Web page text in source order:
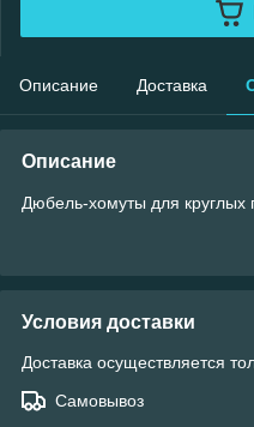
Описание Доставка
Описание
Дюбель-хомуты для круглых
Условия доставки
Доставка осуществляется
Самовывоз